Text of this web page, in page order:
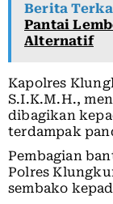
Berita
Pantai
Alternatif
Kapolres
S.I.K.M.H.,
dibagikan
terdampak
Pembagian
Polres
sembako